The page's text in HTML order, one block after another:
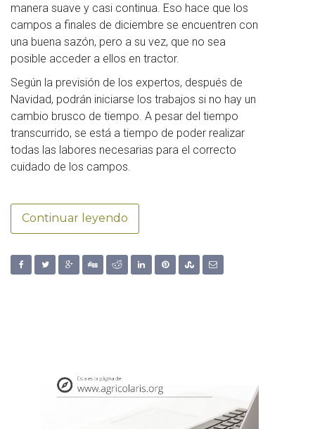
manera suave y casi continua. Eso hace que los
campos a finales de diciembre se encuentren con
una buena sazón, pero a su vez, que no sea
posible acceder a ellos en tractor.
Según la previsión de los expertos, después de
Navidad, podrán iniciarse los trabajos si no hay un
cambio brusco de tiempo. A pesar del tiempo
transcurrido, se está a tiempo de poder realizar
todas las labores necesarias para el correcto
cuidado de los campos.
Continuar leyendo